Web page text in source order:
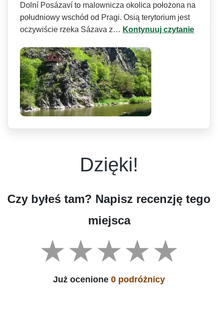
Dolní Posázaví to malownicza okolica położona na
południowy wschód od Pragi. Osią terytorium jest
oczywiście rzeka Sázava z… Kontynuuj czytanie
Dzięki!
Czy byłeś tam? Napisz recenzję tego
miejsca
Już ocenione 0 podróżnicy